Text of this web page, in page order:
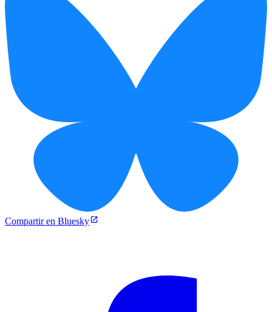
Compartir en Bluesky